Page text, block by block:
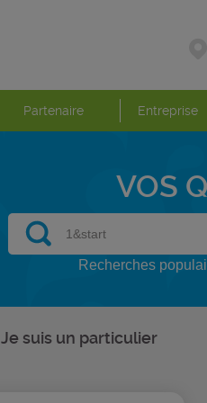
Partenaire Entreprise
VOS
Recherches
Je suis un particulier